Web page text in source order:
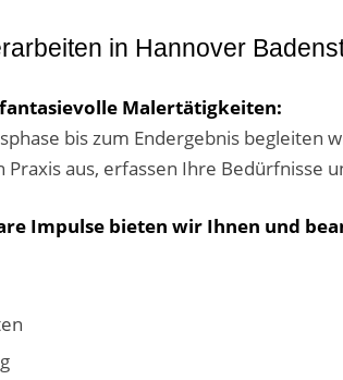
in Hannover
Malertätigkeiten:
bis zum Endergebnis
Praxis aus, erfassen Ihre Bedürfnisse
Impulse bieten wir Ihnen und